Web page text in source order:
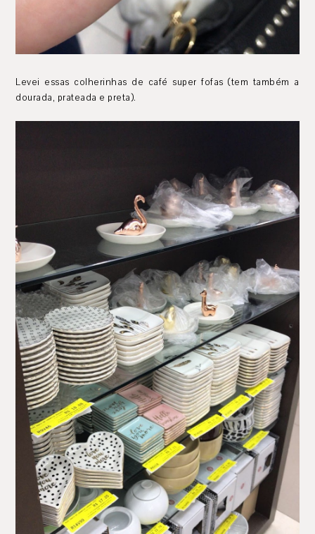
Levei essas colherinhas de café super fofas (tem também a
dourada, prateada e preta).